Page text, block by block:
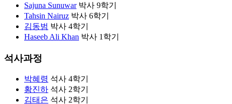
Sajuna Sunuwar박사 9학기
Tahsin Nairuz 박사 6학기
김동범 박사 4학기
Haseeb Ali Khan 박사 1학기
석사과정
박혜령 석사 4학기
황진하 석사 2학기
김태은 석사 2학기